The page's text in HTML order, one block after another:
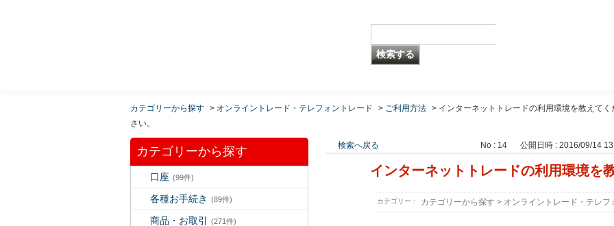
カテゴリーから探す > オンライントレード・テレフォントレード > ご利用方法 > インターネットトレードの利用環境を教えてく
さい。
カテゴリーから探す
口座 (99件)
各種お手続き (89件)
商品・お取引 (271件)
検索へ戻る No : 14 公開日時 : 2016/09/14
インターネットトレードの利用環境を
カテゴリー : カテゴリーから探す > オンライントレード・テレフ